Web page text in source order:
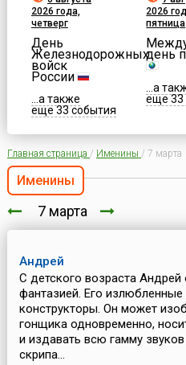
2026 года,
четверг
День
Железнодорожных
войск
России
...а также
еще 33 события
2026
пятница
день
...а
еще 33
Главная страница / Именины / 7 марта
Именины
7 марта
Андрей
С детского возраста Андрей
фантазией. Его
конструкторы. Он может
гонщика одновременно,
и издавать всю гамму
скрипа...